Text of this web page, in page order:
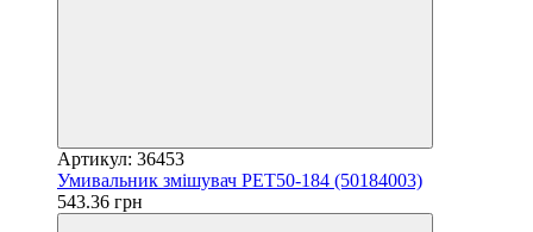
Артикул: 36453
Умивальник змішувач PET50-184 (50184003)
543.36 грн